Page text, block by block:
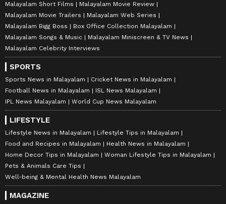
Malayalam Short Films
Malayalam Movie Review
Malayalam Movie Trailers
Malayalam Web Series
Malayalam Bigg Boss
Box Office Collection Malayalam
Malayalam Songs & Music
Malayalam Miniscreen & TV News
Malayalam Celebrity Interviews
SPORTS
Sports News in Malayalam
Cricket News in Malayalam
Football News in Malayalam
ISL News Malayalam
IPL News Malayalam
World Cup News Malayalam
LIFESTYLE
Lifestyle News in Malayalam
Lifestyle Tips in Malayalam
Food and Recipes in Malayalam
Health News in Malayalam
Home Decor Tips in Malayalam
Woman Lifestyle Tips in Malayalam
Pets & Animals Care Tips
Well-being & Mental Health News Malayalam
MAGAZINE